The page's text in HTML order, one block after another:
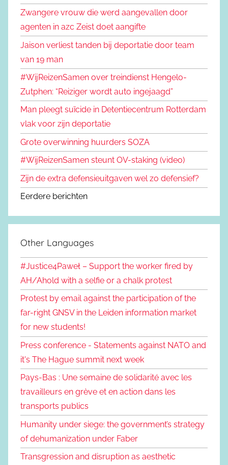
Zwangere vrouw die werd aangevallen door
agenten in azc Zeist doet aangifte
Jaison verliest tanden bij deportatie door team
van 19 man
#WijReizenSamen over treindienst Hengelo-
Zutphen: “Reiziger wordt auto ingejaagd”
Man pleegt suïcide in Detentiecentrum Rotterdam
vlak voor zijn deportatie
Grote overwinning huurders SOZA
#WijReizenSamen steunt OV-staking (video)
Zijn de extra defensieuitgaven wel zo defensief?
Eerdere berichten
Other Languages
#Justice4Paweł – Support the worker fired by
AH/Ahold with a selfie or a chalk protest
Protest by email against the participation of the
far-right GNSV in the Leiden information market
for new students!
Press conference - Statements against NATO and
it's The Hague summit next week
Pays-Bas : Une semaine de solidarité avec les
travailleurs en grève et en action dans les
transports publics
Humanity under siege: the government’s strategy
of dehumanization under Faber
Transgression and disruption as aesthetic